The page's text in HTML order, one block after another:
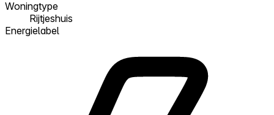
Woningtype
Rijtjeshuis
Energielabel